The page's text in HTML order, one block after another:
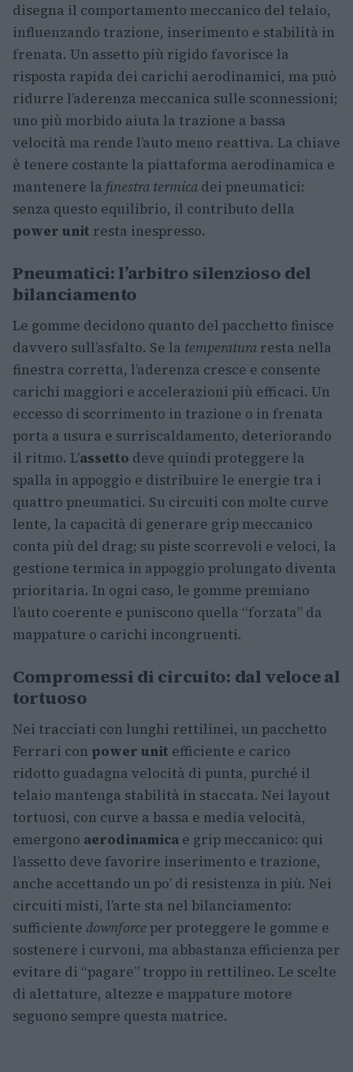
disegna il comportamento meccanico del telaio,
influenzando trazione, inserimento e stabilità in
frenata. Un assetto più rigido favorisce la
risposta rapida dei carichi aerodinamici, ma può
ridurre l’aderenza meccanica sulle sconnessioni;
uno più morbido aiuta la trazione a bassa
velocità ma rende l’auto meno reattiva. La chiave
è tenere costante la piattaforma aerodinamica e
mantenere la finestra termica dei pneumatici:
senza questo equilibrio, il contributo della
power unit resta inespresso.
Pneumatici: l’arbitro silenzioso del
bilanciamento
Le gomme decidono quanto del pacchetto finisce
davvero sull’asfalto. Se la temperatura resta nella
finestra corretta, l’aderenza cresce e consente
carichi maggiori e accelerazioni più efficaci. Un
eccesso di scorrimento in trazione o in frenata
porta a usura e surriscaldamento, deteriorando
il ritmo. L’assetto deve quindi proteggere la
spalla in appoggio e distribuire le energie tra i
quattro pneumatici. Su circuiti con molte curve
lente, la capacità di generare grip meccanico
conta più del drag; su piste scorrevoli e veloci, la
gestione termica in appoggio prolungato diventa
prioritaria. In ogni caso, le gomme premiano
l’auto coerente e puniscono quella “forzata” da
mappature o carichi incongruenti.
Compromessi di circuito: dal veloce al
tortuoso
Nei tracciati con lunghi rettilinei, un pacchetto
Ferrari con power unit efficiente e carico
ridotto guadagna velocità di punta, purché il
telaio mantenga stabilità in staccata. Nei layout
tortuosi, con curve a bassa e media velocità,
emergono aerodinamica e grip meccanico: qui
l’assetto deve favorire inserimento e trazione,
anche accettando un po’ di resistenza in più. Nei
circuiti misti, l’arte sta nel bilanciamento:
sufficiente downforce per proteggere le gomme e
sostenere i curvoni, ma abbastanza efficienza per
evitare di “pagare” troppo in rettilineo. Le scelte
di alettature, altezze e mappature motore
seguono sempre questa matrice.